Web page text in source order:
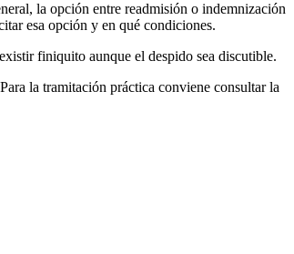
la opción entre readmisión o indemnización
esa opción y en qué condiciones.
finiquito aunque el despido sea discutible.
la tramitación práctica conviene consultar la